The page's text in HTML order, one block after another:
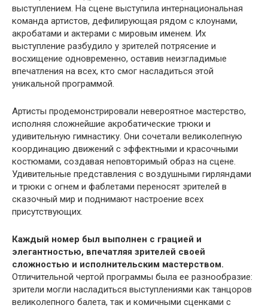
выступлением. На сцене выступила интернациональная
команда артистов, дефилирующая рядом с клоунами,
акробатами и актерами с мировым именем. Их
выступление разбудило у зрителей потрясение и
восхищение одновременно, оставив неизгладимые
впечатления на всех, кто смог насладиться этой
уникальной программой.
Артисты продемонстрировали невероятное мастерство,
исполняя сложнейшие акробатические трюки и
удивительную гимнастику. Они сочетали великолепную
координацию движений с эффектными и красочными
костюмами, создавая неповторимый образ на сцене.
Удивительные представления с воздушными гирляндами
и трюки с огнем и фаблетами переносят зрителей в
сказочный мир и поднимают настроение всех
присутствующих.
Каждый номер был выполнен с грацией и
элегантностью, впечатляя зрителей своей
сложностью и исполнительским мастерством.
Отличительной чертой программы была ее разнообразие:
зрители могли насладиться выступлениями как танцоров
великолепного балета, так и комичными сценками с